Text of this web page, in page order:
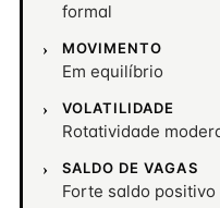
formal
MOVIMENTO
Em equilíbrio
VOLATILIDADE
Rotatividade
SALDO DE VAGAS
Forte saldo